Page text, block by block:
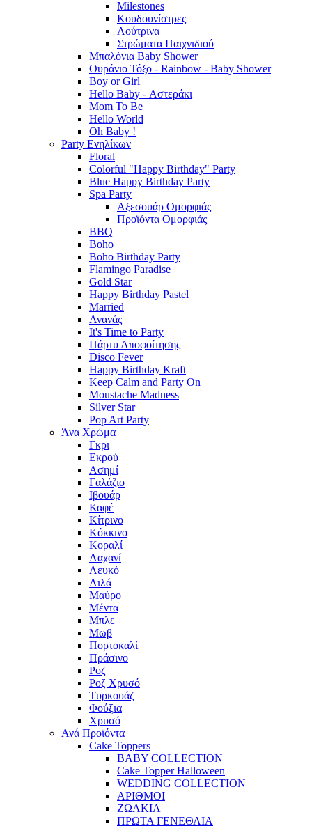
Milestones
Κουδουνίστρες
Λούτρινα
Στρώματα Παιχνιδιού
Μπαλόνια Baby Shower
Ουράνιο Τόξο - Rainbow - Baby Shower
Boy or Girl
Hello Baby - Αστεράκι
Mom To Be
Hello World
Oh Baby !
Party Ενηλίκων
Floral
Colorful "Happy Birthday" Party
Blue Happy Birthday Party
Spa Party
Αξεσουάρ Ομορφιάς
Προϊόντα Ομορφιάς
BBQ
Boho
Boho Birthday Party
Flamingo Paradise
Gold Star
Happy Birthday Pastel
Married
Ανανάς
It's Time to Party
Πάρτυ Αποφοίτησης
Disco Fever
Happy Birthday Kraft
Keep Calm and Party On
Moustache Madness
Silver Star
Pop Art Party
Άνα Χρώμα
Γκρι
Εκρού
Ασημί
Γαλάζιο
Ιβουάρ
Καφέ
Κίτρινο
Κόκκινο
Κοραλί
Λαχανί
Λευκό
Λιλά
Μαύρο
Μέντα
Μπλε
Μωβ
Πορτοκαλί
Πράσινο
Ροζ
Ροζ Χρυσό
Τυρκουάζ
Φούξια
Χρυσό
Ανά Προϊόντα
Cake Toppers
BABY COLLECTION
Cake Topper Halloween
WEDDING COLLECTION
ΑΡΙΘΜΟΙ
ΖΩΑΚΙΑ
ΠΡΩΤΑ ΓΕΝΕΘΛΙΑ